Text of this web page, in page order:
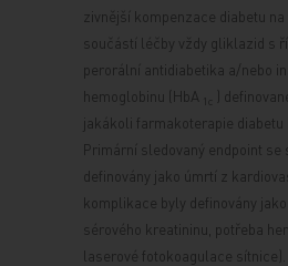
zivnější kompenzace diabetu
součástí léčby vždy gliklazid s
perorální antidiabetika a/nebo
hemoglobinu (HbA
)
jakákoli farmakoterapie
Primární sledovaný endpoint
definovány jako úmrtí z
komplikace byly definovány
sérového kreatininu, potřeba
laserové fotokoagulace